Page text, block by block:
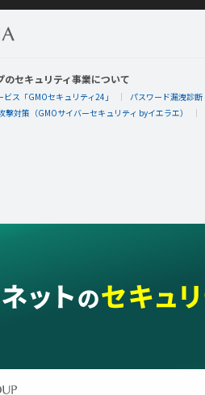
セキュリティ事業について
ス「GMOセキュリティ24」 パスワード漏洩診断
撃対策（GMOサイバーセキュリティ byイエラエ）